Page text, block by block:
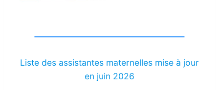
Liste des assistantes maternelles mise à jour
en juin 2026